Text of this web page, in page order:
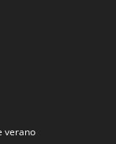
verano